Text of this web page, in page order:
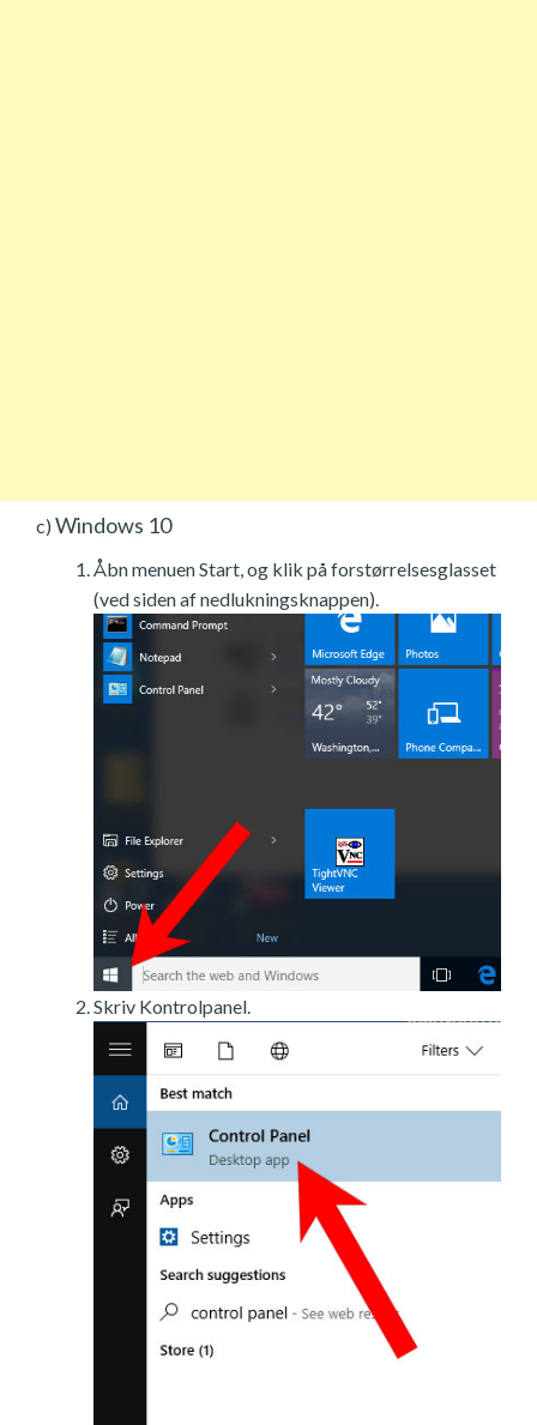
c) Windows 10
Åbn menuen Start, og klik på forstørrelsesglasset
(ved siden af nedlukningsknappen).
Skriv Kontrolpanel.